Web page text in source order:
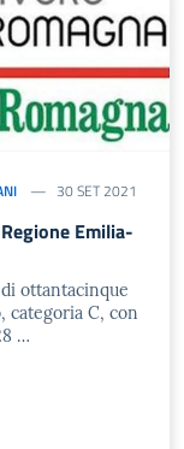
30 SET 2021
Emilia-
ottantacinque
categoria C, con
…